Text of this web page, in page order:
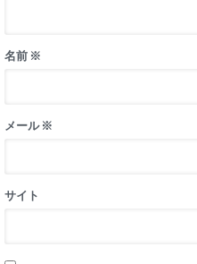
名前 ※
メール※
サイト